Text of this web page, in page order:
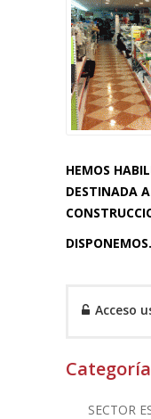
HEMOS
DESTINADA
Acceso
SECTOR